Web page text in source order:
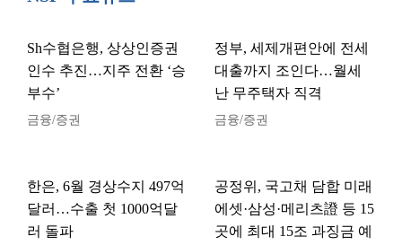
Sh수협은행, 상상인증권
인수 추진…지주 전환 ‘승
부수’
금융/증권
정부, 세제개편안에 전세
대출까지 조인다…월세
난 무주택자 직격
금융/증권
한은, 6월 경상수지 497억
달러…수출 첫 1000억달
러 돌파
공정위, 국고채 담합 미래
에셋·삼성·메리츠證 등 15
곳에 최대 15조 과징금 예